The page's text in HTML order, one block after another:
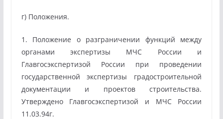
г) Положения.
1. Положение о разграничении функций между
органами экспертизы МЧС России и
Главгосэкспертизой России при проведении
государственной экспертизы градостроительной
документации и проектов строительства.
Утверждено Главгосэкспертизой и МЧС России
11.03.94г.